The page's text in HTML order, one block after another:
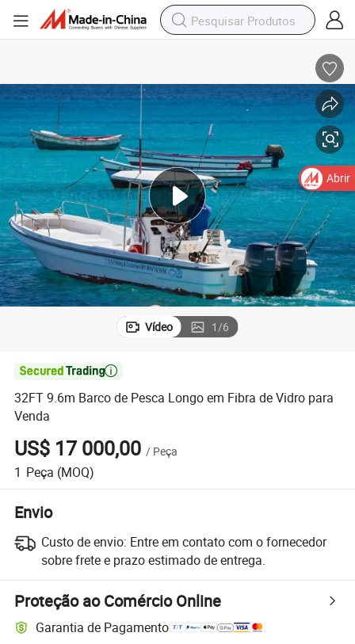
Vídeo 1/6

32FT 9.6m Barco de Pesca Longo em Fibra de Vidro para
Venda
US$ 17 000,00 / Peça
1 Peça (MOQ)
Envio
Custo de envio: Entre em contato com o fornecedor
sobre frete e prazo estimado de entrega.
Proteção ao Comércio Online
Garantia de Pagamento
Abrir